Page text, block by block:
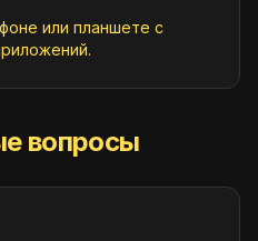
672e157d7d5da5000
или планшете с
вопросы